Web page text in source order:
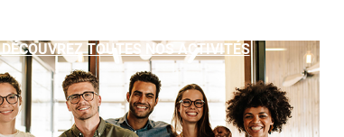
DÉCOUVREZ TOUTES NOS ACTIVITÉS